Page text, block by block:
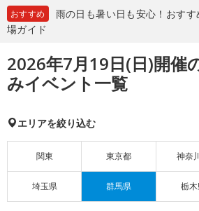
おすすめ
雨の日も暑い日も安心！おす
場ガイド
2026年7月19日(日)開催
みイベント一覧
エリアを絞り込む
関東 東京都 神奈
埼玉県 群馬県 栃